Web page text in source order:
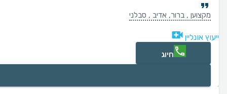
מקצוען , ברור, אדיב , סבלני
ייעוץ אונליין
חיוג